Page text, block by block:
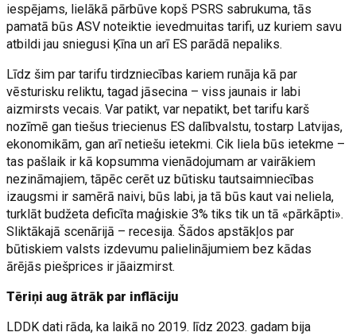
iespējams, lielākā pārbūve kopš PSRS sabrukuma, tās
pamatā būs ASV noteiktie ievedmuitas tarifi, uz kuriem savu
atbildi jau sniegusi Ķīna un arī ES parādā nepaliks.
Līdz šim par tarifu tirdzniecības kariem runāja kā par
vēsturisku reliktu, tagad jāsecina – viss jaunais ir labi
aizmirsts vecais. Var patikt, var nepatikt, bet tarifu karš
nozīmē gan tiešus triecienus ES dalībvalstu, tostarp Latvijas,
ekonomikām, gan arī netiešu ietekmi. Cik liela būs ietekme –
tas pašlaik ir kā kopsumma vienādojumam ar vairākiem
nezināmajiem, tāpēc cerēt uz būtisku tautsaimniecības
izaugsmi ir samērā naivi, būs labi, ja tā būs kaut vai neliela,
turklāt budžeta deficīta maģiskie 3% tiks tik un tā «pārkāpti».
Sliktākajā scenārijā – recesija. Šādos apstākļos par
būtiskiem valsts izdevumu palielinājumiem bez kādas
ārējās piešprices ir jāaizmirst.
Tēriņi aug ātrāk par inflāciju
LDDK dati rāda, ka laikā no 2019. līdz 2023. gadam bija